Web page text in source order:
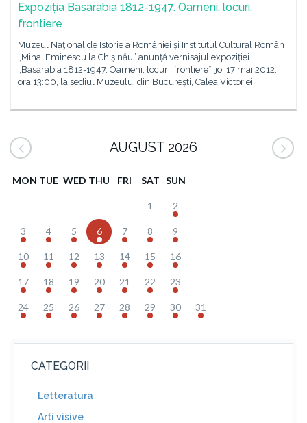
Expoziția Basarabia 1812-1947. Oameni, locuri,
frontiere
Muzeul Naţional de Istorie a României și Institutul Cultural Român
„Mihai Eminescu la Chișinău” anunță vernisajul expoziției
„Basarabia 1812-1947. Oameni, locuri, frontiere”, joi 17 mai 2012,
ora 13:00, la sediul Muzeului din București, Calea Victoriei
AUGUST 2026
MON TUE WED THU FRI SAT SUN
1 2
3 4 5 6 7 8 9
10 11 12 13 14 15 16
17 18 19 20 21 22 23
24 25 26 27 28 29 30 31
CATEGORII
Letteratura
Arti visive